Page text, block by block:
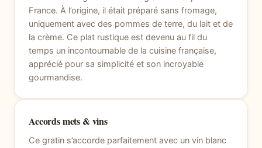
France. À l’origine, il était préparé sans fromage,
uniquement avec des pommes de terre, du lait et de
la crème. Ce plat rustique est devenu au fil du
temps un incontournable de la cuisine française,
apprécié pour sa simplicité et son incroyable
gourmandise.
Accords mets & vins
Ce gratin s’accorde parfaitement avec un vin blanc